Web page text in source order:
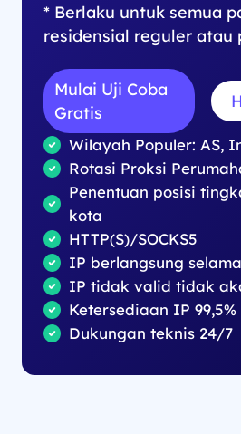
* Berlaku untuk semua
residensial reguler atau
Mulai Uji Coba
Gratis
Wilayah Populer: AS,
Rotasi Proksi
Penentuan posisi
kota
HTTP(S)/SOCKS5
IP berlangsung
IP tidak valid tidak
Ketersediaan IP 99,5%
Dukungan teknis 24/7